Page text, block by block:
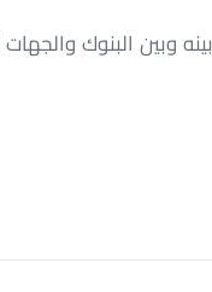
في عام 2019 بهدف تدعيم الصلة